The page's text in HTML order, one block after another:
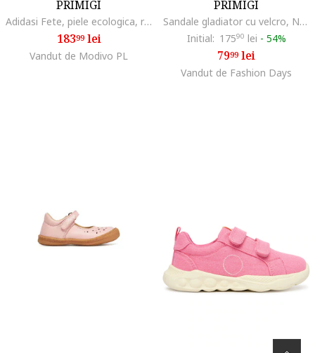
PRIMIGI
Adidasi Fete, piele ecologica, roz
18399lei
Vandut de Modivo PL
PRIMIGI
Sandale gladiator cu velcro, Negru
Initial: 17590 lei - 54%
7999lei
Vandut de Fashion Days